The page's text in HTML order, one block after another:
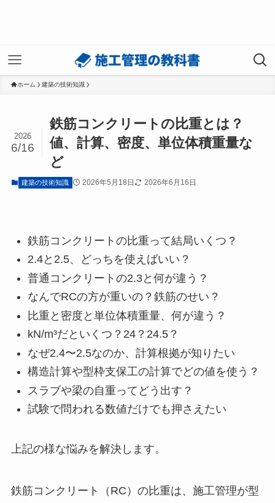
ホーム 建築の技術知識
鉄筋コンクリートの比重とは？
値、計算、密度、単位体積重量な
ど
2026
6/16
建築の技術知識 2026年5月18日 2026年6月16日
鉄筋コンクリートの比重って結局いくつ？
2.4と2.5、どっちを使えばいい？
普通コンクリートの2.3と何が違う？
なんでRCの方が重いの？鉄筋のせい？
比重と密度と単位体積重量、何が違う？
kN/m³だといくつ？24？24.5？
なぜ2.4〜2.5なのか、計算根拠が知りたい
構造計算や型枠支保工の計算でどの値を使う？
スラブや梁の自重ってどう出す？
試験で問われる数値だけでも押さえたい
上記の様な悩みを解決します。
鉄筋コンクリート（RC）の比重は、施工管理が型